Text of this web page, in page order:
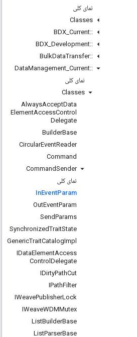
نمای کلی
Classes
::
BDX Current
::
BDX Development
::
BulkDataTransfer
::
DataManagement Current
نمای کلی
Classes
AlwaysAcceptData
ElementAccessControl
Delegate
BuilderBase
CircularEventReader
Command
CommandSender
نمای کلی
InEventParam
OutEventParam
SendParams
SynchronizedTraitState
GenericTraitCatalogImpl
IDataElementAccess
Control Delegate
IDirtyPathCut
IPathFilter
IWeavePublisherLock
IWeaveWDMMutex
ListBuilderBase
ListParserBase